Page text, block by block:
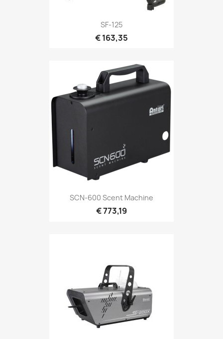
Snel bekijken
SF-125
€ 163,35
Snel bekijken
SCN-600 Scent Machine
€ 773,19